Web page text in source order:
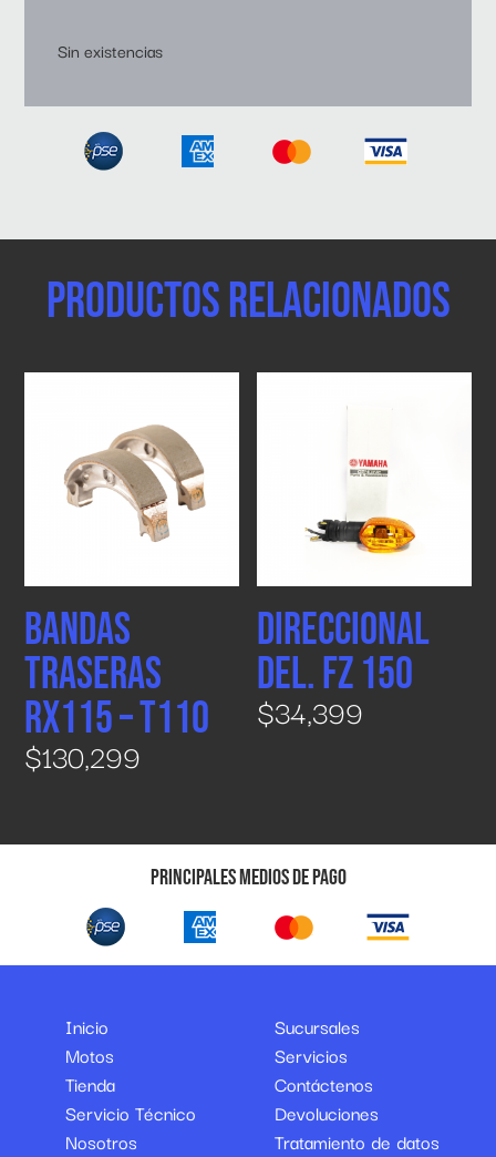
Sin existencias
Productos relacionados
BANDAS
TRASERAS
RX115 – T110
$130,299
DIRECCIONAL
DEL. FZ 150
$34,399
Principales medios de pago
Inicio
Motos
Tienda
Servicio Técnico
Nosotros
Sucursales
Servicios
Contáctenos
Devoluciones
Tratamiento de datos